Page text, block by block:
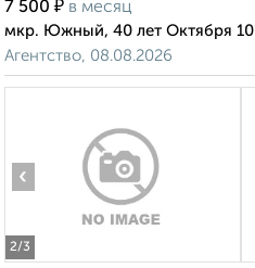
7 500 ₽ в месяц
мкр. Южный, 40 лет Октября 10
Агентство, 08.08.2026
2/3
‹